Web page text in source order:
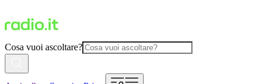
Cosa vuoi ascoltare?